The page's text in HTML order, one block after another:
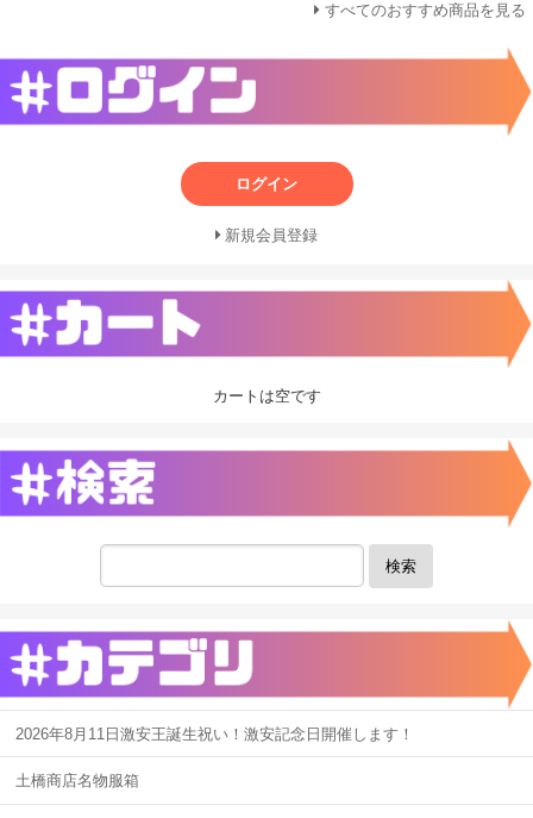
すべてのおすすめ商品を見る
ログイン
新規会員登録
カートは空です
検索
2026年8月11日激安王誕生祝い！激安記念日開催します！
土橋商店名物服箱